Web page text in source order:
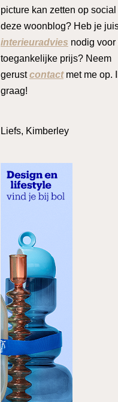
picture kan zetten op
deze woonblog? Heb je
interieuradvies nodig voor
toegankelijke prijs? Neem
gerustcontactmet me op.
graag!
Liefs, Kimberley